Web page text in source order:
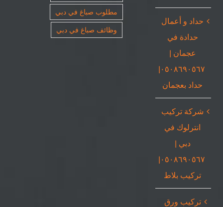
حداد و أعمال
حدادة في
عجمان |
٠٥٠٨٦٩٠٥٦٧|
حداد بعجمان
شركة تركيب
انترلوك في
دبي |
٠٥٠٨٦٩٠٥٦٧|
تركيب بلاط
تركيب ورق
مطلوب صباغ في دبي
وظائف صباغ في دبي